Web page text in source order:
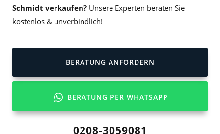
Schmidt verkaufen? Unsere Experten beraten Sie
kostenlos & unverbindlich!
BERATUNG ANFORDERN
BERATUNG PER WHATSAPP
0208-3059081